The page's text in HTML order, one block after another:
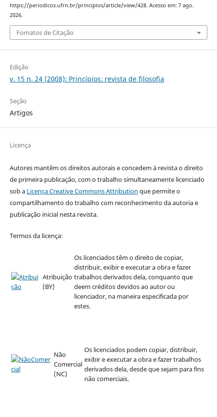
https://periodicos.ufrn.br/principios/article/view/428. Acesso em: 7 ago.
2026.
Fomatos de Citação
Edição
v. 15 n. 24 (2008): Princípios: revista de filosofia
Seção
Artigos
Licença
Autores mantêm os direitos autorais e concedem à revista o direito
de primeira publicação, com o trabalho simultaneamente licenciado
sob a Licença Creative Commons Attribution que permite o
compartilhamento do trabalho com reconhecimento da autoria e
publicação inicial nesta revista.
Termos da licença:
Atribuição
(BY)
Os licenciados têm o direito de copiar,
distribuir, exibir e executar a obra e fazer
trabalhos derivados dela, conquanto que
deem créditos devidos ao autor ou
licenciador, na maneira especificada por
estes.
Não
Comercial
(NC)
Os licenciados podem copiar, distribuir,
exibir e executar a obra e fazer trabalhos
derivados dela, desde que sejam para fins
não comerciais.